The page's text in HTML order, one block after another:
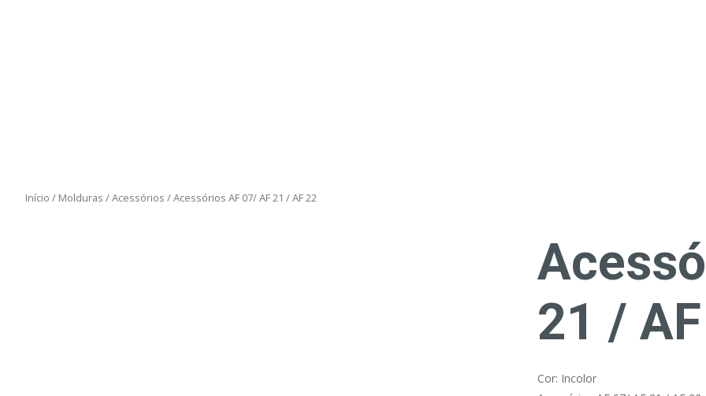
Início / Molduras /Acessórios / Acessórios AF 07/ AF 21 / AF 22
21 /
Cor: Incolor